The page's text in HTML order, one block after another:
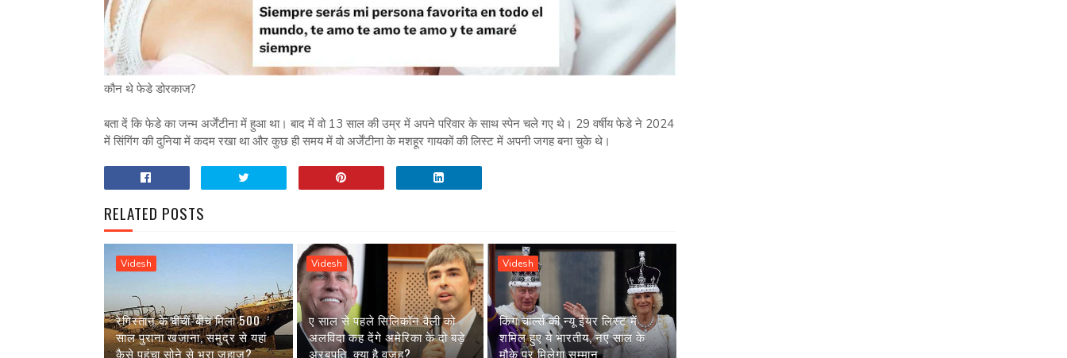
कौन थे फेडे डोरकाज?
बता दें कि फेडे का जन्म अर्जेंटीना में हुआ था। बाद में वो 13 साल की उम्र में अपने परिवार के साथ स्पेन चले गए थे। 29 वर्षीय फेडे ने 2024
में सिंगिंग की दुनिया में कदम रखा था और कुछ ही समय में वो अर्जेंटीना के मशहूर गायकों की लिस्ट में अपनी जगह बना चुके थे।
RELATED POSTS
Videsh
रेगिस्तान के बीचों-बीच मिला 500
साल पुराना खजाना, समुद्र से यहां
कैसे पहुंचा सोने से भरा जहाज?
Videsh
ए साल से पहले सिलिकॉन वैली को
अलविदा कह देंगे अमेरिका के दो बड़े
अरबपति, क्या है वजह?
Videsh
किंग चार्ल्स की न्यू ईयर लिस्ट में
शमिल हुए ये भारतीय, नए साल के
मौके पर मिलेगा सम्मान